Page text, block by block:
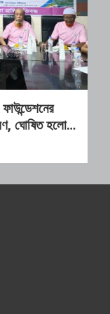
ঘোষিত হলো